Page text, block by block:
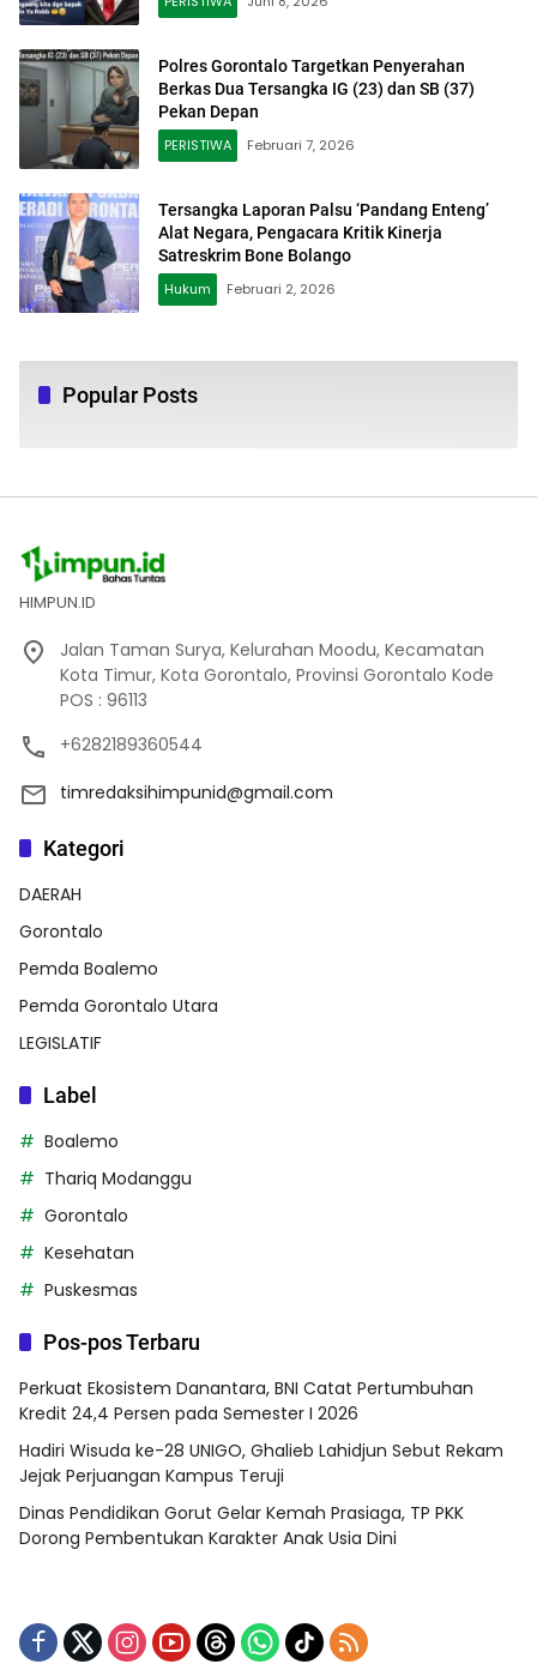
Polres Gorontalo Targetkan Penyerahan
Berkas Dua Tersangka IG (23) dan SB (37)
Pekan Depan
PERISTIWA
Februari 7, 2026
Tersangka Laporan Palsu ‘Pandang Enteng’
Alat Negara, Pengacara Kritik Kinerja
Satreskrim Bone Bolango
Hukum
Februari 2, 2026
Popular Posts
HIMPUN.ID
Jalan Taman Surya, Kelurahan Moodu, Kecamatan
Kota Timur, Kota Gorontalo, Provinsi Gorontalo Kode
POS : 96113
+6282189360544
timredaksihimpunid@gmail.com
Kategori
DAERAH
Gorontalo
Pemda Boalemo
Pemda Gorontalo Utara
LEGISLATIF
Label
Boalemo
Thariq Modanggu
Gorontalo
Kesehatan
Puskesmas
Pos-pos Terbaru
Perkuat Ekosistem Danantara, BNI Catat Pertumbuhan
Kredit 24,4 Persen pada Semester I 2026
Hadiri Wisuda ke-28 UNIGO, Ghalieb Lahidjun Sebut Rekam
Jejak Perjuangan Kampus Teruji
Dinas Pendidikan Gorut Gelar Kemah Prasiaga, TP PKK
Dorong Pembentukan Karakter Anak Usia Dini